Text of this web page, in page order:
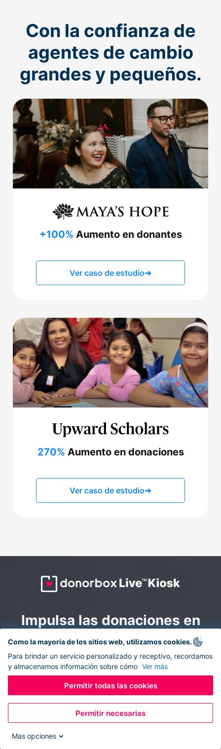
Con la confianza de
agentes de cambio
grandes y pequeños.
+100% Aumento en donantes
Ver caso de estudio➔
270% Aumento en donaciones
Ver caso de estudio➔
Impulsa las donaciones en
todas partes: combina la
recaudación de fondos en
línea y en el sitio con
Donorbox Live Kiosk.
Convierte tu tableta en un quiosco de donaciones y
recolecta donaciones sin efectivo durante eventos, en
Como la mayoría de los sitios web, utilizamos cookies.
Para brindar un servicio personalizado y receptivo, recordamos
y almacenamos información sobre cómo Ver más
Permitir todas las cookies
Permitir necesarias
Mas opciones